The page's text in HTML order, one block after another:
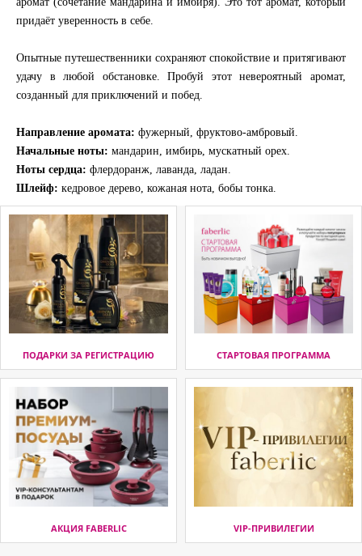
придаёт уверенность в себе.
Опытные путешественники сохраняют спокойствие и притягивают
удачу в любой обстановке. Пробуй этот невероятный аромат,
созданный для приключений и побед.
Направление аромата: фужерный, фруктово-амбровый.
Начальные ноты: мандарин, имбирь, мускатный орех.
Ноты сердца: флердоранж, лаванда, ладан.
Шлейф: кедровое дерево, кожаная нота, бобы тонка.
ПОДАРКИ ЗА РЕГИСТРАЦИЮ СТАРТОВАЯ ПРОГРАММА
АКЦИЯ FABERLIC VIP-ПРИВИЛЕГИИ